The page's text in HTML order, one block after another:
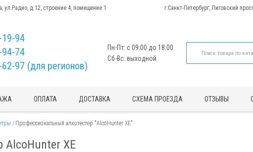
ул.Радио, д.12, строение 4, помещение 1 г.Санкт-Петербург, Лиговский
94
74
97 (для регионов)
Пн-Пт: с 09:00 до 18:00
Сб-Вс: выходной
ОПЛАТА ДОСТАВКА СХЕМА ПРОЕЗДА ОТЗЫВЫ
Профессиональный алкотестер "AlcoHunter XE"
AlcoHunter XE